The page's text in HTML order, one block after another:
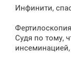
б
н
и
Инфинити,
Судя по тому,
инсеминацией,